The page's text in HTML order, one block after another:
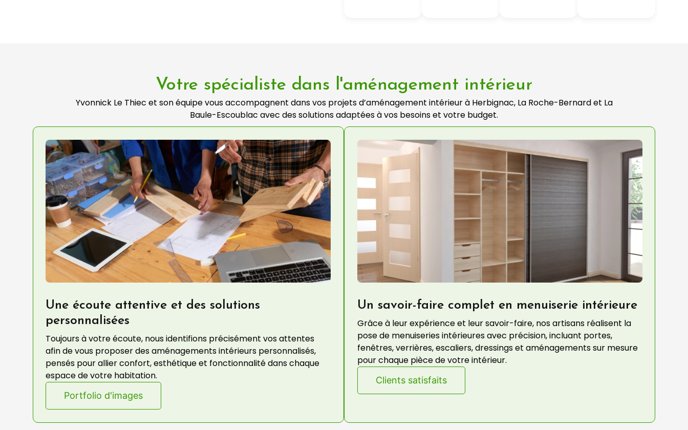
Votre spécialiste dans l'aménagement intérieur
Yvonnick Le Thiec et son équipe vous accompagnent dans vos projets d’aménagement intérieur à Herbignac, La Roche-Bernard et La
Baule-Escoublac avec des solutions adaptées à vos besoins et votre budget.
Une écoute attentive et des solutions
personnalisées
Toujours à votre écoute, nous identifions précisément vos attentes
afin de vous proposer des aménagements intérieurs personnalisés,
pensés pour allier confort, esthétique et fonctionnalité dans chaque
espace de votre habitation.
Portfolio d'images
Un savoir-faire complet en menuiserie intérieure
Grâce à leur expérience et leur savoir-faire, nos artisans réalisent la
pose de menuiseries intérieures avec précision, incluant portes,
fenêtres, verrières, escaliers, dressings et aménagements sur mesure
pour chaque pièce de votre intérieur.
Clients satisfaits